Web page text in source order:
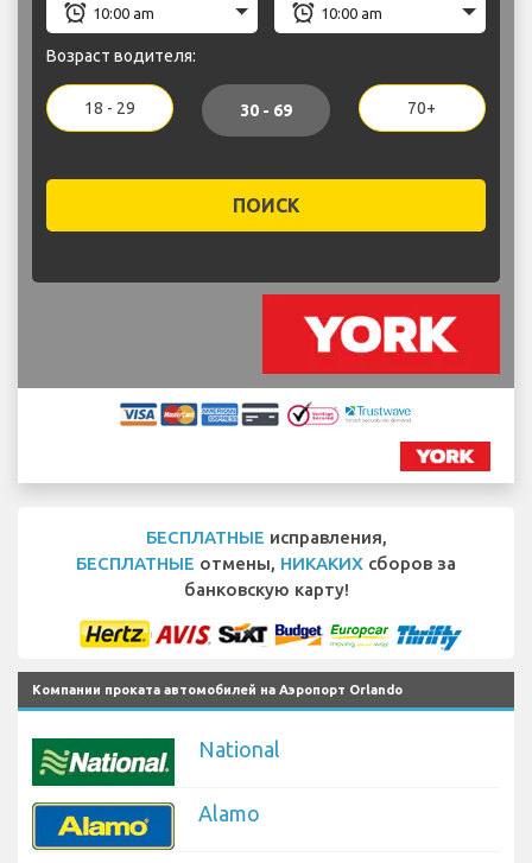
Возраст водителя:
18 - 29 30 - 69 70+
ПОИСК
БЕСПЛАТНЫЕ исправления,
БЕСПЛАТНЫЕ отмены, НИКАКИХ сборов за
банковскую карту!
Компании проката автомобилей на Аэропорт Orlando
National
Alamo